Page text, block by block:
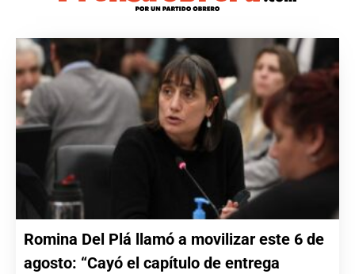
Romina Del Plá llamó a movilizar este 6 de
agosto: “Cayó el capítulo de entrega